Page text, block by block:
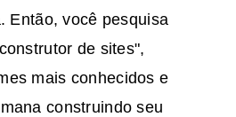
Então, você pesquisa
de sites",
mais conhecidos e
construindo seu